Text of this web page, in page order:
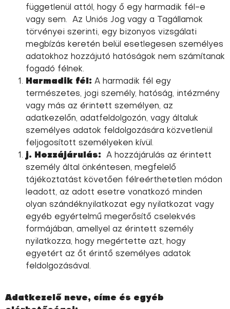
függetlenül attól, hogy ő egy harmadik fél-e
vagy sem. Az Uniós Jog vagy a Tagállamok
törvényei szerinti, egy bizonyos vizsgálati
megbízás keretén belül esetlegesen személyes
adatokhoz hozzájutó hatóságok nem számítanak
fogadó félnek.
Harmadik fél: A harmadik fél egy
természetes, jogi személy, hatóság, intézmény
vagy más az érintett személyen, az
adatkezelőn, adatfeldolgozón, vagy általuk
személyes adatok feldolgozására közvetlenül
feljogosított személyeken kívül.
j. Hozzájárulás:
A hozzájárulás az érintett
személy által önkéntesen, megfelelő
tájékoztatást követően félreérthetetlen módon
leadott, az adott esetre vonatkozó minden
olyan szándéknyilatkozat egy nyilatkozat vagy
egyéb egyértelmű megerősítő cselekvés
formájában, amellyel az érintett személy
nyilatkozza, hogy megértette azt, hogy
egyetért az őt érintő személyes adatok
feldolgozásával.
Adatkezelő neve, címe és egyéb